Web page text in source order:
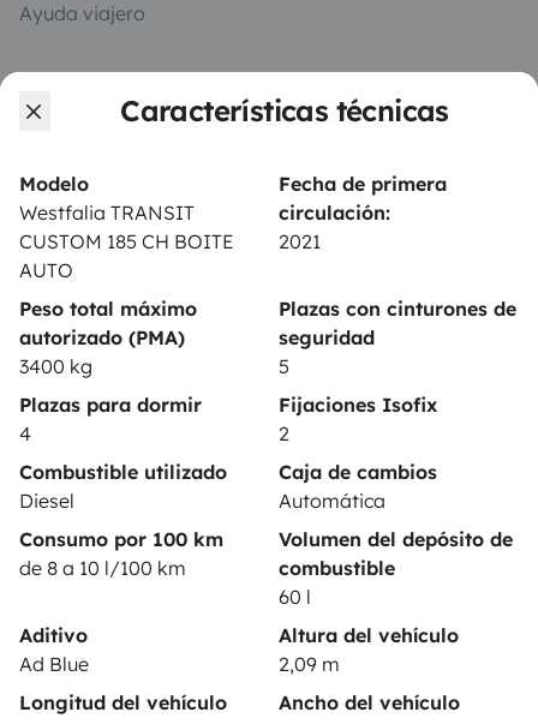
Características técnicas
Modelo
Westfalia TRANSIT
CUSTOM 185 CH BOITE
AUTO
Fecha de primera
circulación:
2021
Peso total máximo
autorizado (PMA)
3400 kg
Plazas con cinturones de
seguridad
5
Plazas para dormir
4
Fijaciones Isofix
2
Combustible utilizado
Diesel
Caja de cambios
Automática
Consumo por 100 km
de 8 a 10 l/100 km
Volumen del depósito de
combustible
60 l
Aditivo
Ad Blue
Altura del vehículo
2,09 m
Longitud del vehículo
Ancho del vehículo
Ayuda viajero
PROPIETARIOS
Contrato de alquiler
Seguros de alquiler
Asistencias de alquiler
Ayuda propietario
Medios de pago seguros Pago en varios plazos
Descargar en
Disponible en
Google Play